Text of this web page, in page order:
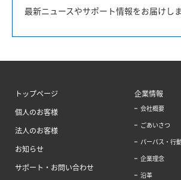
最新ニュースやサポート情報をお届けし
トップページ
個人のお客様
法人のお客様
お知らせ
サポート・お問い合わせ
企業情報
会社概要
ごあいさつ
パーパス・行
企業理念
沿革